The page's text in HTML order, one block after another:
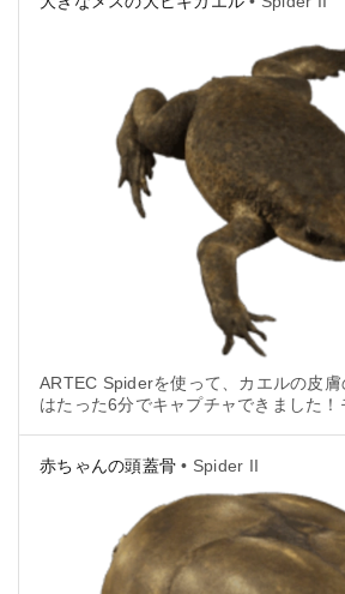
ARTEC Spiderを使って、カエルの皮膚
はたった6分でキャプチャできました！
赤ちゃんの頭蓋骨 • Spider II